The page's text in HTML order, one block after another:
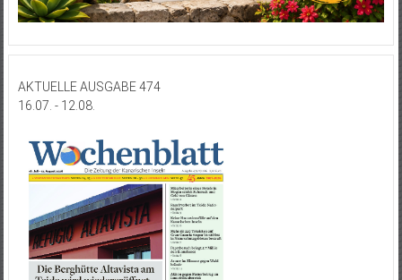
AKTUELLE AUSGABE 474
16.07. - 12.08.